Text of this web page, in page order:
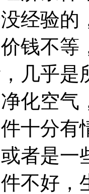
经验
钱不等
几乎
化空气
十分
者是
不好，